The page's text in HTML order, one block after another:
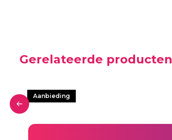
Gerelateerde producten
Aanbieding